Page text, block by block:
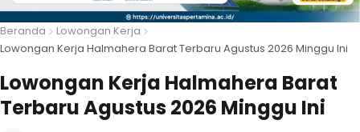
Beranda
Lowongan Kerja
Lowongan Kerja Halmahera Barat Terbaru Agustus 2026 Minggu Ini
Lowongan Kerja Halmahera Barat
Terbaru Agustus 2026 Minggu Ini